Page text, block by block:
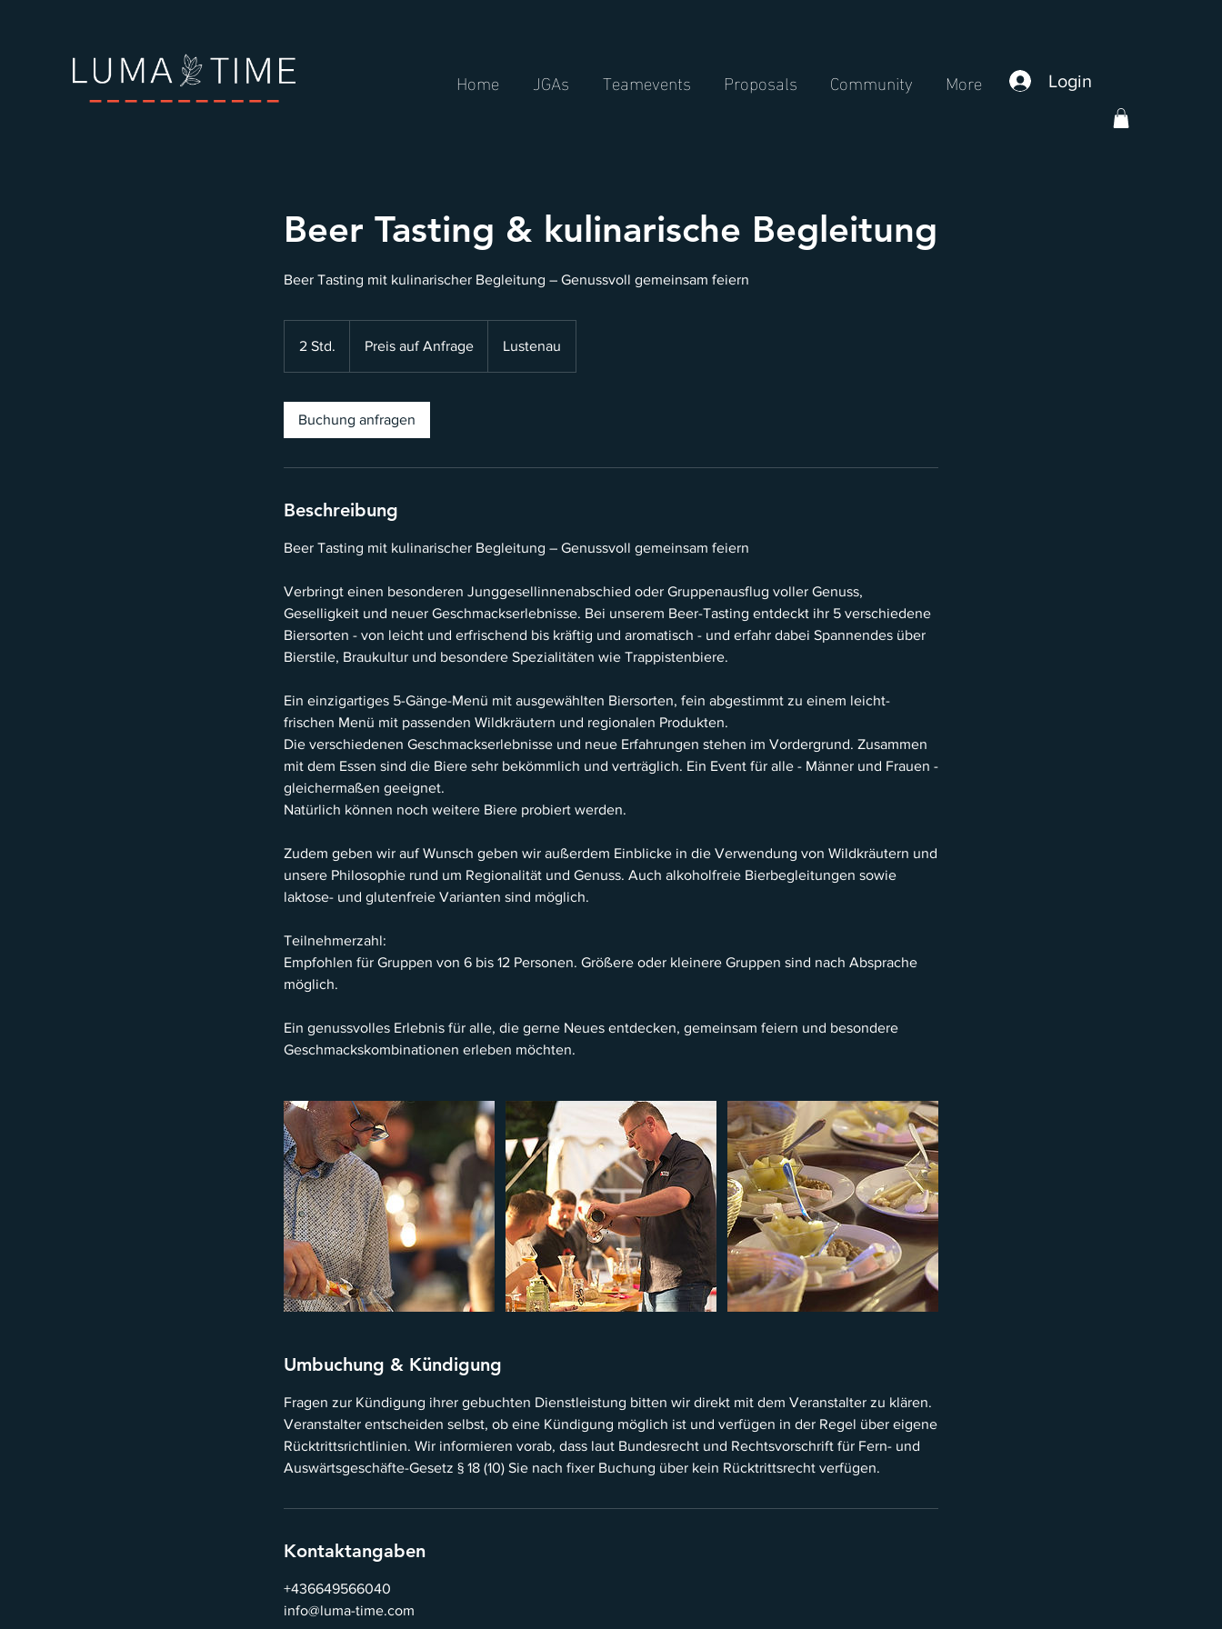
Home JGAs Teamevents Proposals Community More Login
Beer Tasting & kulinarische Begleitung
Beer Tasting mit kulinarischer Begleitung – Genussvoll gemeinsam feiern
2 Std.
Anfrage
Preis auf Anfrage Lustenau
Buchung anfragen
Beschreibung
Beer Tasting mit kulinarischer Begleitung – Genussvoll gemeinsam feiern
Verbringt einen besonderen Junggesellinnenabschied oder Gruppenausflug voller Genuss,
Geselligkeit und neuer Geschmackserlebnisse. Bei unserem Beer-Tasting entdeckt ihr 5 verschiedene
Biersorten - von leicht und erfrischend bis kräftig und aromatisch - und erfahr dabei Spannendes über
Bierstile, Braukultur und besondere Spezialitäten wie Trappistenbiere.
Ein einzigartiges 5-Gänge-Menü mit ausgewählten Biersorten, fein abgestimmt zu einem leicht-
frischen Menü mit passenden Wildkräutern und regionalen Produkten.
Die verschiedenen Geschmackserlebnisse und neue Erfahrungen stehen im Vordergrund. Zusammen
mit dem Essen sind die Biere sehr bekömmlich und verträglich. Ein Event für alle - Männer und Frauen -
gleichermaßen geeignet.
Natürlich können noch weitere Biere probiert werden.
Zudem geben wir auf Wunsch geben wir außerdem Einblicke in die Verwendung von Wildkräutern und
unsere Philosophie rund um Regionalität und Genuss. Auch alkoholfreie Bierbegleitungen sowie
laktose- und glutenfreie Varianten sind möglich.
Teilnehmerzahl:
Empfohlen für Gruppen von 6 bis 12 Personen. Größere oder kleinere Gruppen sind nach Absprache
möglich.
Ein genussvolles Erlebnis für alle, die gerne Neues entdecken, gemeinsam feiern und besondere
Umbuchung & Kündigung
Fragen zur Kündigung ihrer gebuchten Dienstleistung bitten wir direkt mit dem Veranstalter zu klären.
Veranstalter entscheiden selbst, ob eine Kündigung möglich ist und verfügen in der Regel über eigene
Rücktrittsrichtlinien. Wir informieren vorab, dass laut Bundesrecht und Rechtsvorschrift für Fern- und
Auswärtsgeschäfte-Gesetz § 18 (10) Sie nach fixer Buchung über kein Rücktrittsrecht verfügen.
Kontaktangaben
+436649566040
info@luma-time.com